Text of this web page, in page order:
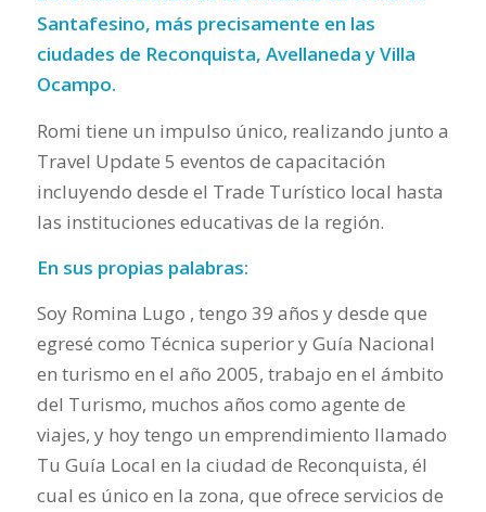
Santafesino, más precisamente en las
ciudades de Reconquista, Avellaneda y Villa
Ocampo.
Romi tiene un impulso único, realizando junto a
Travel Update 5 eventos de capacitación
incluyendo desde el Trade Turístico local hasta
las instituciones educativas de la región.
En sus propias palabras:
Soy Romina Lugo , tengo 39 años y desde que
egresé como Técnica superior y Guía Nacional
en turismo en el año 2005, trabajo en el ámbito
del Turismo, muchos años como agente de
viajes, y hoy tengo un emprendimiento llamado
Tu Guía Local en la ciudad de Reconquista, él
cual es único en la zona, que ofrece servicios de